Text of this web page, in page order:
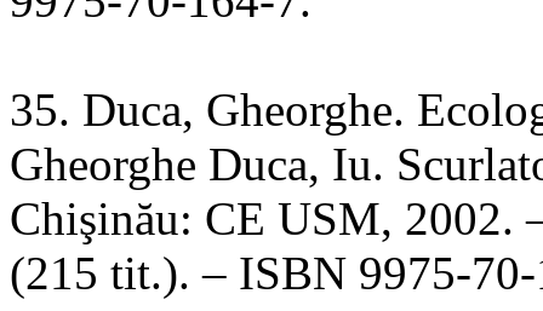
35. Duca, Gheorghe.
Gheorghe Duca, Iu.
Chişinău: CE USM, 2002.
(215 tit.). – ISBN 9975-